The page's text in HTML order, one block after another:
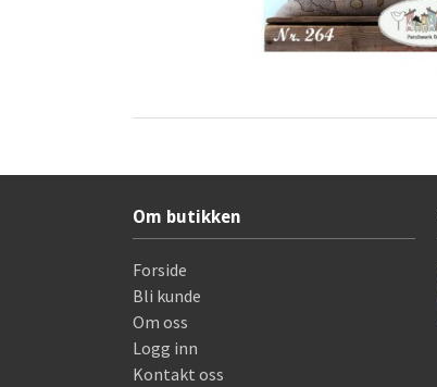
Om butikken
Forside
Bli kunde
Om oss
Logg inn
Kontakt oss